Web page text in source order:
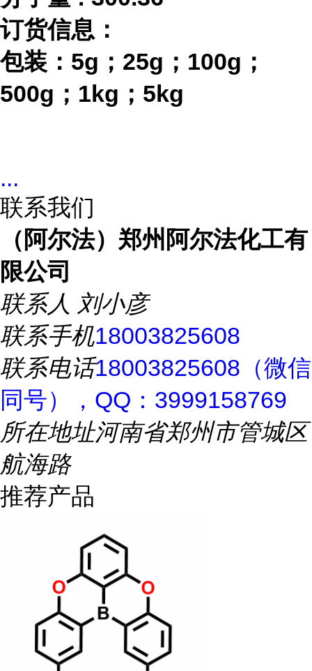
订货信息：
包装： 5g；25g；100g；
500g；1kg；5kg
...
联系我们
（阿尔法）郑州阿尔法化工有
限公司
联系人 刘小彦
联系手机18003825608
联系电话18003825608（微信
同号），QQ：3999158769
所在地址河南省郑州市管城区
航海路
推荐产品